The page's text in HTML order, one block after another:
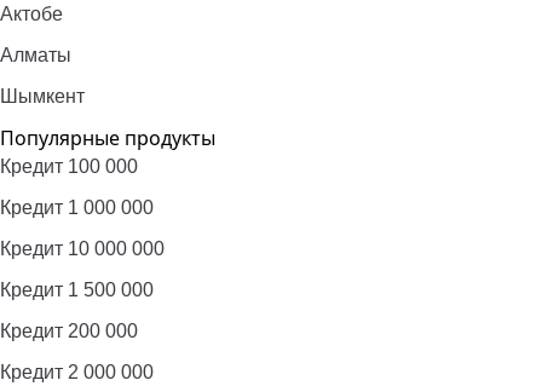
Актобе
Алматы
Шымкент
Популярные продукты
Кредит 100 000
Кредит 1 000 000
Кредит 10 000 000
Кредит 1 500 000
Кредит 200 000
Кредит 2 000 000